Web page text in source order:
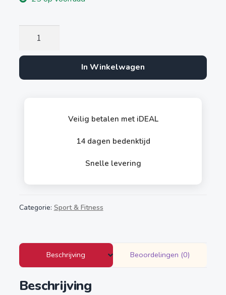
Drinkfles
750ml
In Winkelwagen
Veilig betalen met iDEAL
14 dagen bedenktijd
Snelle levering
Categorie: Sport & Fitness
Beschrijving Beoordelingen (0)
Beschrijving